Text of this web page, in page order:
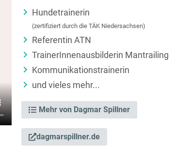
Hundetrainerin
(zertifiziert durch die TÄK Niedersachsen)
Referentin ATN
TrainerInnenausbilderin Mantrailing
Kommunikationstrainerin
und vieles mehr...
Mehr von Dagmar Spillner
dagmarspillner.de